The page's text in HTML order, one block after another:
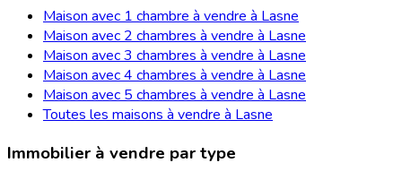
Maison avec 1 chambre à vendre à Lasne
Maison avec 2 chambres à vendre à Lasne
Maison avec 3 chambres à vendre à Lasne
Maison avec 4 chambres à vendre à Lasne
Maison avec 5 chambres à vendre à Lasne
Toutes les maisons à vendre à Lasne
Immobilier à vendre par type